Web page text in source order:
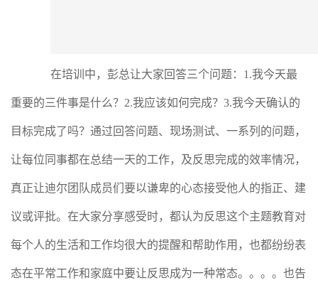
在培训中，彭总让大家回答三个问题：1.我今天最
重要的三件事是什么？2.我应该如何完成？3.我今天确认的
目标完成了吗？通过回答问题、现场测试、一系列的问题，
让每位同事都在总结一天的工作，及反思完成的效率情况，
真正让迪尔团队成员们要以谦卑的心态接受他人的指正、建
议或评批。在大家分享感受时，都认为反思这个主题教育对
每个人的生活和工作均很大的提醒和帮助作用，也都纷纷表
态在平常工作和家庭中要让反思成为一种常态。。。。也告